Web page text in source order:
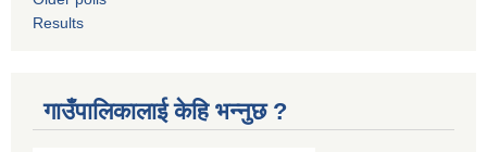
Results
गाउँपालिकालाई केहि भन्नुछ ?